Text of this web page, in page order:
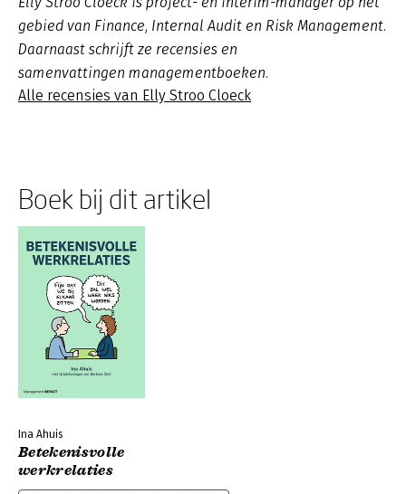
gebied van Finance, Internal Audit en Risk Management.
Daarnaast schrijft ze recensies en
samenvattingen managementboeken.
Alle recensies van Elly Stroo Cloeck
Boek bij dit artikel
Ina Ahuis
Betekenisvolle
werkrelaties